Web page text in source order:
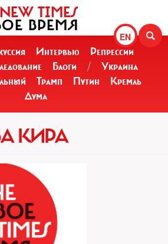
EN
TIMES
ВРЕМЯ
Интервью
Репрессии
Блоги /
Украина
Трамп Путин
Кремль
Дума
КИРА